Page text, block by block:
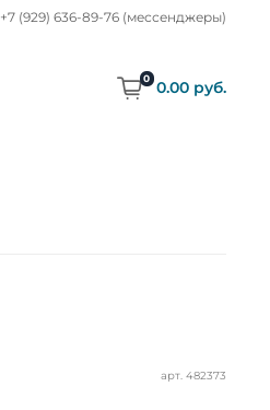
+7 (929) 636-89-76 (мессенджеры)
0
0.00 руб.
арт. 482373